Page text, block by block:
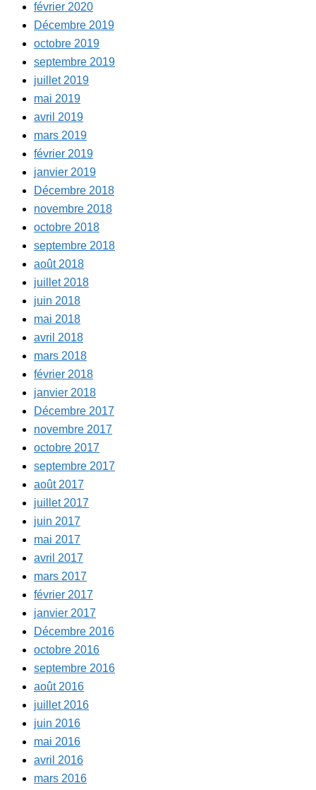
février 2020
Décembre 2019
octobre 2019
septembre 2019
juillet 2019
mai 2019
avril 2019
mars 2019
février 2019
janvier 2019
Décembre 2018
novembre 2018
octobre 2018
septembre 2018
août 2018
juillet 2018
juin 2018
mai 2018
avril 2018
mars 2018
février 2018
janvier 2018
Décembre 2017
novembre 2017
octobre 2017
septembre 2017
août 2017
juillet 2017
juin 2017
mai 2017
avril 2017
mars 2017
février 2017
janvier 2017
Décembre 2016
octobre 2016
septembre 2016
août 2016
juillet 2016
juin 2016
mai 2016
avril 2016
mars 2016